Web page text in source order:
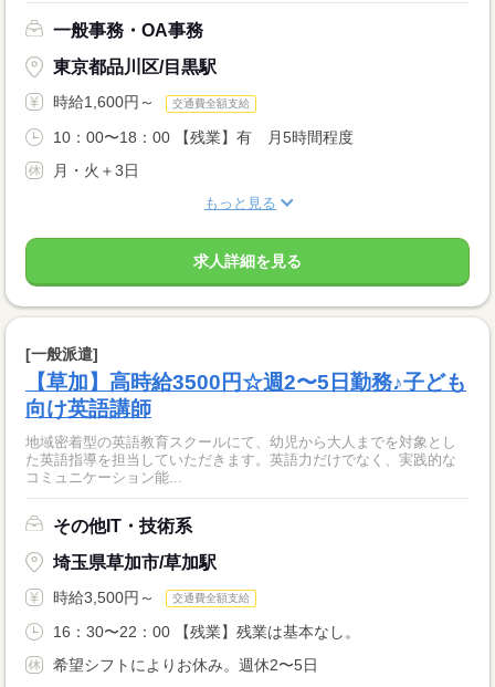
一般事務・OA事務
東京都品川区/目黒駅
時給1,600円～ 交通費全額支給
10：00〜18：00 【残業】有 月5時間程度
月・火＋3日
もっと見る
求人詳細を見る
[一般派遣]
【草加】高時給3500円☆週2〜5日勤務♪子ども
向け英語講師
地域密着型の英語教育スクールにて、幼児から大人までを対象とし
た英語指導を担当していただきます。英語力だけでなく、実践的な
コミュニケーション能...
その他IT・技術系
埼玉県草加市/草加駅
時給3,500円～ 交通費全額支給
16：30〜22：00 【残業】残業は基本なし。
希望シフトによりお休み。週休2〜5日